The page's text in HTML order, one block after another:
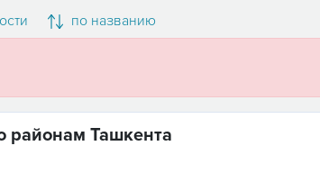
по названию
районам Ташкента